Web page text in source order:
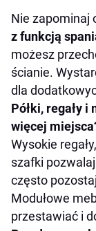
Nie zapominaj
z funkcją
możesz
ścianie.
dla
Półki, regały
więcej
Wysokie
szafki
często
Modułowe
przestawiać i